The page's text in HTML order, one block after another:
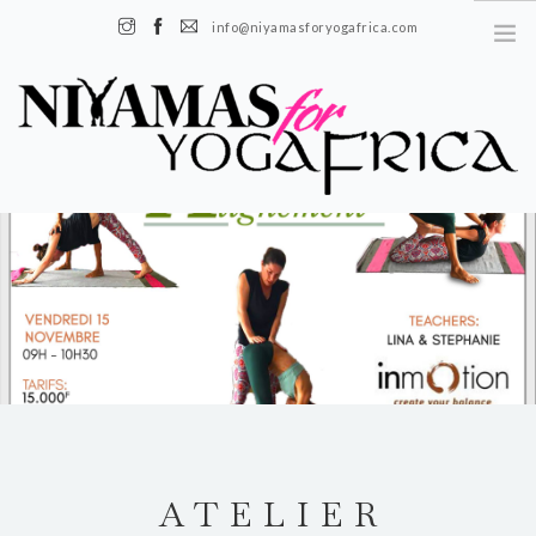
info@niyamasforyogafrica.com
+225 07 08 08 55 08 | Boulevard de l'indenié, Plateau, Abidjan, Côte
d’Ivoire
FR
EN
À PROPOS
HISTOIRE
ATELIER